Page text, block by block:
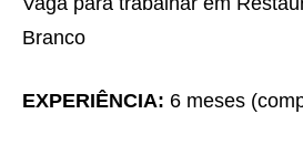
Branco
EXPERIÊNCIA: 6 meses